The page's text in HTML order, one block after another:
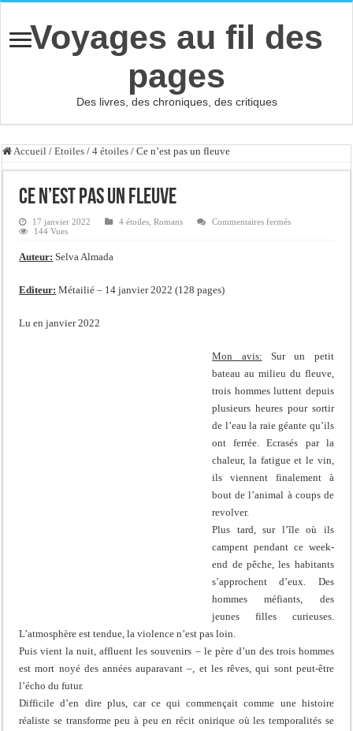
Voyages au fil des
pages
Des livres, des chroniques, des critiques
Accueil / Etoiles / 4 étoiles / Ce n’est pas un fleuve
Ce n’est pas un fleuve
17 janvier 2022 4 étoiles ,Romans Commentaires ferméssur
144 Vues
Auteur: Selva Almada
Editeur: Métailié – 14 janvier 2022 (128 pages)
Lu en janvier 2022
Mon avis: Sur un petit
bateau au milieu du fleuve,
trois hommes luttent depuis
plusieurs heures pour sortir
de l’eau la raie géante qu’ils
ont ferrée. Ecrasés par la
chaleur, la fatigue et le vin,
ils viennent finalement à
bout de l’animal à coups de
revolver.
Plus tard, sur l’île où ils
campent pendant ce week-
end de pêche, les habitants
s’approchent d’eux. Des
hommes méfiants, des
jeunes filles curieuses.
L’atmosphère est tendue, la violence n’est pas loin.
Puis vient la nuit, affluent les souvenirs – le père d’un des trois hommes
est mort noyé des années auparavant –, et les rêves, qui sont peut-être
l’écho du futur.
Difficile d’en dire plus, car ce qui commençait comme une histoire
réaliste se transforme peu à peu en récit onirique où les temporalités se